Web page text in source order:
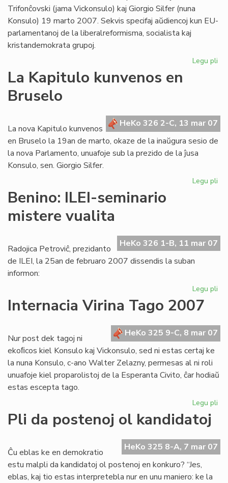
Trifonĉovski (jama Vickonsulo) kaj Giorgio Silfer (nuna
Konsulo) 19 marto 2007. Sekvis specifaj aŭdiencoj kun EU-
parlamentanoj de la liberalreformisma, socialista kaj
kristandemokrata grupoj.
Legu pli
La Kapitulo kunvenos en
Bruselo
HeKo 326 2-C, 13 mar 07
La nova Kapitulo kunvenos
en Bruselo la 19an de marto, okaze de la inaŭgura sesio de
la nova Parlamento, unuafoje sub la prezido de la ĵusa
Konsulo, sen. Giorgio Silfer.
Legu pli
Benino: ILEI-seminario
mistere vualita
HeKo 326 1-B, 11 mar 07
Radojica Petroviĉ, prezidanto
de ILEI, la 25an de februaro 2007 dissendis la suban
informon:
Legu pli
Internacia Virina Tago 2007
HeKo 325 9-C, 8 mar 07
Nur post dek tagoj ni
ekoﬁcos kiel Konsulo kaj Vickonsulo, sed ni estas certaj ke
la nuna Konsulo, c-ano Walter Zelazny, permesas al ni roli
unuafoje kiel proparolistoj de la Esperanta Civito, ĉar hodiaŭ
estas escepta tago.
Legu pli
Pli da postenoj ol kandidatoj
HeKo 325 8-A, 7 mar 07
Ĉu eblas ke en demokratio
estu malpli da kandidatoj ol postenoj en konkuro? “Jes,
eblas, kaj tio estas interpretebla nur en unu maniero: ke la